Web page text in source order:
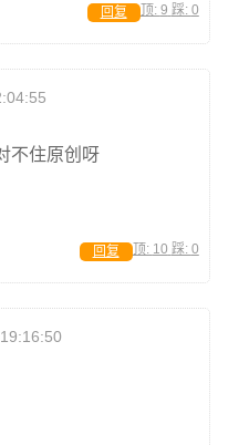
顶: 9 踩: 0
回复
不住原创呀
顶: 10 踩: 0
回复